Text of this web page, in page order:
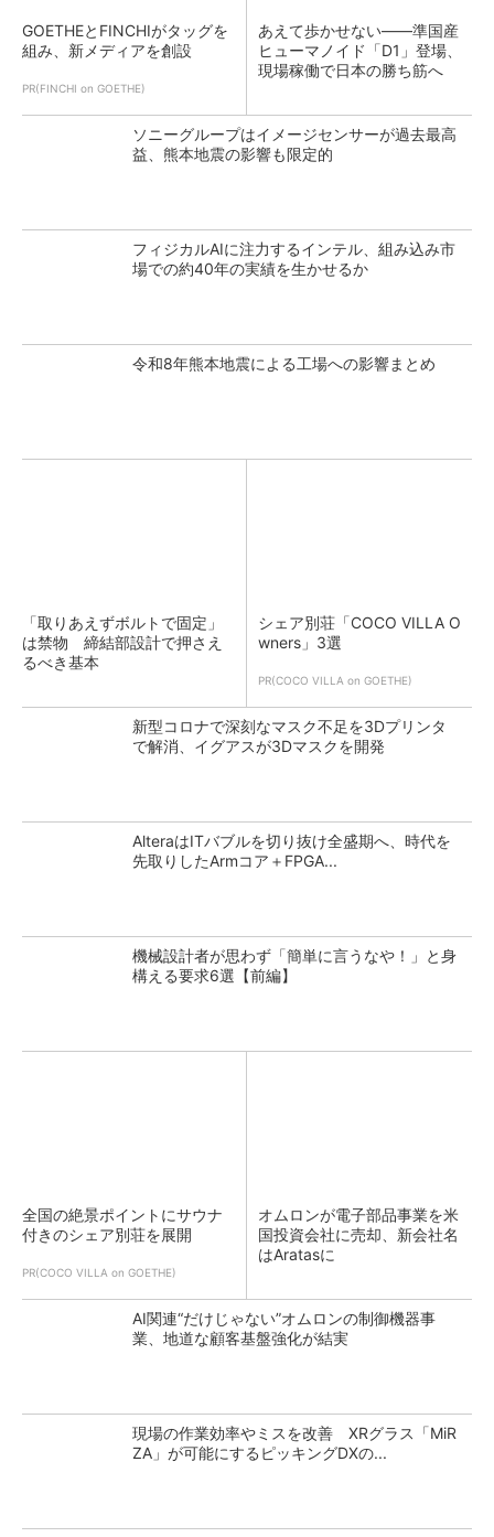
GOETHEとFINCHIがタッグを
組み、新メディアを創設
PR(FINCHI on GOETHE)
あえて歩かせない――準国産
ヒューマノイド「D1」登場、
現場稼働で日本の勝ち筋へ
ソニーグループはイメージセンサーが過去最高
益、熊本地震の影響も限定的
フィジカルAIに注力するインテル、組み込み市
場での約40年の実績を生かせるか
令和8年熊本地震による工場への影響まとめ
「取りあえずボルトで固定」
は禁物 締結部設計で押さえ
るべき基本
シェア別荘「COCO VILLA O
wners」3選
PR(COCO VILLA on GOETHE)
新型コロナで深刻なマスク不足を3Dプリンタ
で解消、イグアスが3Dマスクを開発
AlteraはITバブルを切り抜け全盛期へ、時代を
先取りしたArmコア＋FPGA...
機械設計者が思わず「簡単に言うなや！」と身
構える要求6選【前編】
全国の絶景ポイントにサウナ
付きのシェア別荘を展開
PR(COCO VILLA on GOETHE)
オムロンが電子部品事業を米
国投資会社に売却、新会社名
はAratasに
AI関連“だけじゃない”オムロンの制御機器事
業、地道な顧客基盤強化が結実
現場の作業効率やミスを改善 XRグラス「MiR
ZA」が可能にするピッキングDXの...